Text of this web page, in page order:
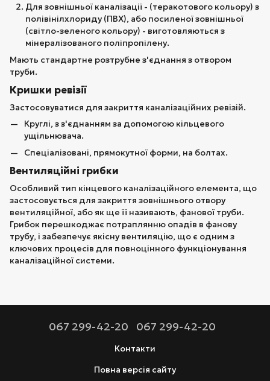
Для зовнішньої каналізації - (теракотового кольору) з
полівінілхлориду (ПВХ), або посиленої зовнішньої
(світло-зеленого кольору) - виготовляються з
мінералізованого поліпропілену.
Мають стандартне розтрубне з'єднання з отвором
труби.
Кришки ревізії
Застосовуватися для закриття каналізаційних ревізій.
Круглі, з з'єднанням за допомогою кільцевого
ущільнювача.
Спеціалізовані, прямокутної форми, на болтах.
Вентиляційні грибки
Особливий тип кінцевого каналізаційного елемента, що
застосовується для закриття зовнішнього отвору
вентиляційної, або як ще її називають, фанової труби.
Грибок перешкоджає потраплянню опадів в фанову
трубу, і забезпечує якісну вентиляцію, що є одним з
ключових процесів для повноцінного функціонування
каналізаційної системи.
067 299-42-20 067 299-42-20
Контакти
Повна версія сайту